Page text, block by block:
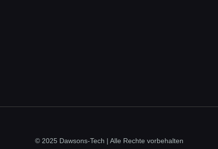
© 2025 Dawsons-Tech | Alle Rechte vorbehalten